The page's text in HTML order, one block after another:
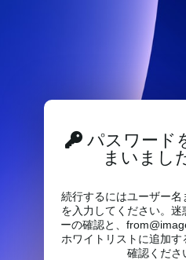
パスワード
まいまし
続行するにはユーザー名
を入力してください。
ーの確認と、
ホワイトリストに追加
確認くださ